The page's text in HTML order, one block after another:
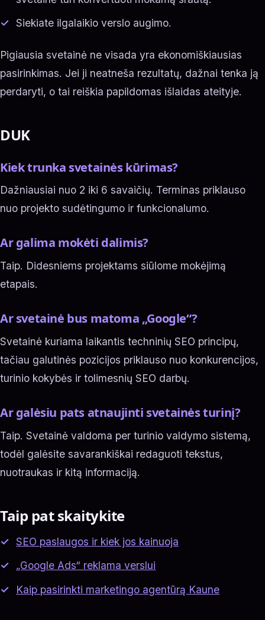
Siekiate ilgalaikio verslo augimo.
Pigiausia svetainė ne visada yra ekonomiškiausias
pasirinkimas. Jei ji neatneša rezultatų, dažnai tenka ją
perdaryti, o tai reiškia papildomas išlaidas ateityje.
DUK
Kiek trunka svetainės kūrimas?
Dažniausiai nuo 2 iki 6 savaičių. Terminas priklauso
nuo projekto sudėtingumo ir funkcionalumo.
Ar galima mokėti dalimis?
Taip. Didesniems projektams siūlome mokėjimą
etapais.
Ar svetainė bus matoma „Google“?
Svetainė kuriama laikantis techninių SEO principų,
tačiau galutinės pozicijos priklauso nuo konkurencijos,
turinio kokybės ir tolimesnių SEO darbų.
Ar galėsiu pats atnaujinti svetainės turinį?
Taip. Svetainė valdoma per turinio valdymo sistemą,
todėl galėsite savarankiškai redaguoti tekstus,
nuotraukas ir kitą informaciją.
Taip pat skaitykite
SEO paslaugos ir kiek jos kainuoja
„Google Ads“ reklama verslui
Kaip pasirinkti marketingo agentūrą Kaune